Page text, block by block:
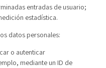
entradas de usuario;
estadística.
datos personales:
o autenticar
mediante un ID de